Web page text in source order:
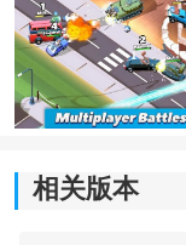
5.与朋友一起玩”
的。
相关版本